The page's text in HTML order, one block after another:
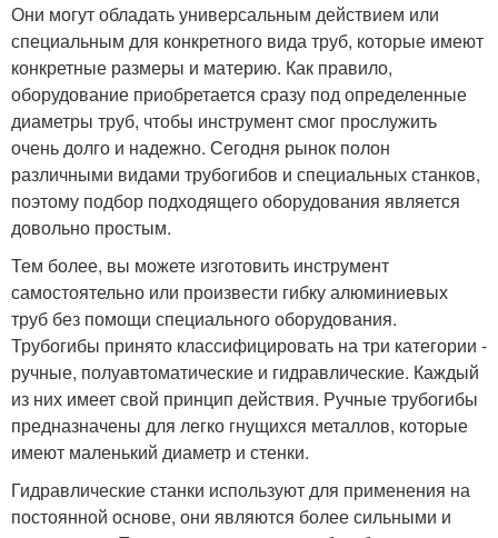
Они могут обладать универсальным действием или
специальным для конкретного вида труб, которые имеют
конкретные размеры и материю. Как правило,
оборудование приобретается сразу под определенные
диаметры труб, чтобы инструмент смог прослужить
очень долго и надежно. Сегодня рынок полон
различными видами трубогибов и специальных станков,
поэтому подбор подходящего оборудования является
довольно простым.
Тем более, вы можете изготовить инструмент
самостоятельно или произвести гибку алюминиевых
труб без помощи специального оборудования.
Трубогибы принято классифицировать на три категории -
ручные, полуавтоматические и гидравлические. Каждый
из них имеет свой принцип действия. Ручные трубогибы
предназначены для легко гнущихся металлов, которые
имеют маленький диаметр и стенки.
Гидравлические станки используют для применения на
постоянной основе, они являются более сильными и